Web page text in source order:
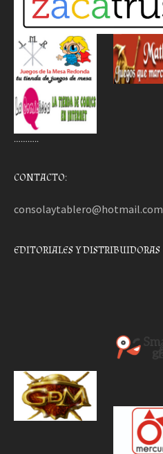
………..
CONTACTO:
consolaytablero@hotmail.com
EDITORIALES Y DISTRIBUIDORAS